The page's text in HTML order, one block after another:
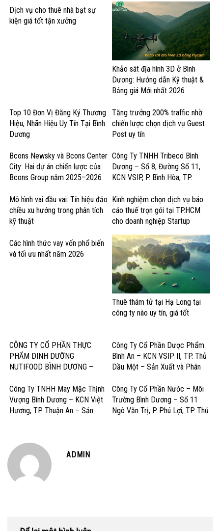
Dịch vụ cho thuê nhà bạt sự
kiện giá tốt tận xưởng
Khảo sát địa hình 3D ở Bình
Dương: Hướng dẫn Kỹ thuật &
Bảng giá Mới nhất 2026
Top 10 Đơn Vị Đăng Ký Thương
Hiệu, Nhãn Hiệu Uy Tín Tại Bình
Dương
Tăng trưởng 200% traffic nhờ
chiến lược chọn dịch vụ Guest
Post uy tín
Bcons Newsky và Bcons Center
City: Hai dự án chiến lược của
Bcons Group năm 2025–2026
Công Ty TNHH Tribeco Bình
Dương – Số 8, Đường Số 11,
KCN VSIP, P. Bình Hòa, TP.
Khát & Thực Phẩm
Mô hình vai đầu vai: Tín hiệu đảo
chiều xu hướng trong phân tích
kỹ thuật
Kinh nghiệm chọn dịch vụ báo
cáo thuế trọn gói tại TP.HCM
cho doanh nghiệp Startup
Các hình thức vay vốn phổ biến
và tối ưu nhất năm 2026
Thuê thám tử tại Hạ Long tại
công ty nào uy tín, giá tốt
CÔNG TY CỔ PHẦN THỰC
PHẨM DINH DƯỠNG
NUTIFOOD BÌNH DƯƠNG –
– Sản Xuất Sữa và Sản Phẩm
Dinh Dưỡng
Công Ty Cổ Phần Dược Phẩm
Bình An – KCN VSIP II, TP. Thủ
Dầu Một – Sản Xuất và Phân
Cao
Công Ty TNHH May Mặc Thịnh
Vượng Bình Dương – KCN Việt
Hương, TP. Thuận An – Sản
Công Ty Cổ Phần Nước – Môi
Trường Bình Dương – Số 11
Ngô Văn Trị, P. Phú Lợi, TP. Thủ
ADMIN